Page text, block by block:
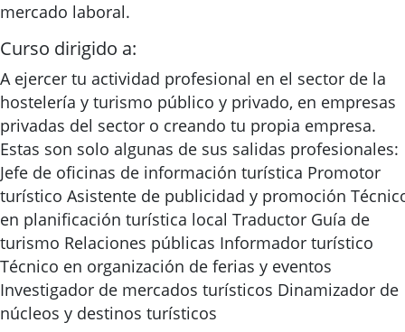
mercado laboral.
Curso dirigido a:
A ejercer tu actividad profesional en el sector de la
hostelería y turismo público y privado, en empresas
privadas del sector o creando tu propia empresa.
Estas son solo algunas de sus salidas profesionales:
Jefe de oficinas de información turística Promotor
turístico Asistente de publicidad y promoción
en planificación turística local Traductor Guía de
turismo Relaciones públicas Informador turístico
Técnico en organización de ferias y eventos
Investigador de mercados turísticos Dinamizador de
núcleos y destinos turísticos